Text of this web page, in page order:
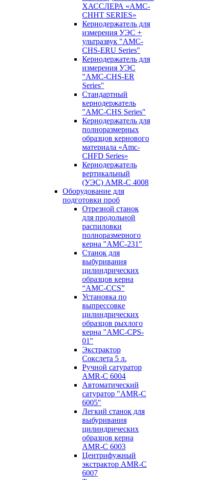
ХАССЛЕРА «AMC-
CHHT SERIES»
Кернодержатель для
измерения УЭС +
ультразвук "AMC-
CHS-ERU Series"
Кернодержатель для
измерения УЭС
"AMC-CHS-ER
Series"
Стандартный
кернодержатель
"AMC-CHS Series"
Кернодержатель для
полноразмерных
образцов кернового
материала «Amc-
CHFD Series»
Кернодержатель
вертикальный
(УЭС) AMR-C 4008
Оборудование для
подготовки проб
Отрезной станок
для продольной
распиловки
полноразмерного
керна "AMC-231"
Станок для
выбуривания
цилиндрических
образцов керна
“AMC-CCS”
Установка по
выпресcовке
цилиндрических
образцов рыхлого
керна "AMC-CPS-
01"
Экстрактор
Сокслета 5 л.
Ручной сатуратор
AMR-C 6004
Автоматический
сатуратор "AMR-C
6005"
Легкий станок для
выбуривания
цилиндрических
образцов керна
AMR-C 6003
Центрифужный
экстрактор AMR-C
6007